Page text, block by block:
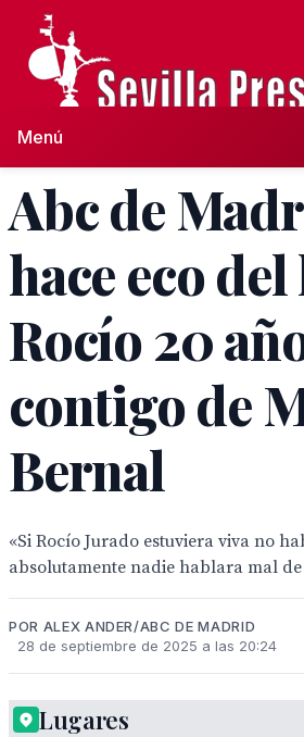
Menú
Abc de
hace eco
Rocío 20
contigo de
Bernal
«Si Rocío Jurado estuviera viva no
absolutamente nadie hablara mal
POR ALEX ANDER/ABC DE MADRID
28 de septiembre de 2025 a las 20:24
Lugares